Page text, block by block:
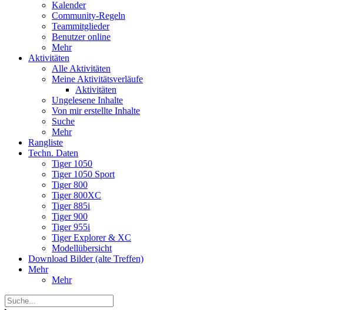
Kalender
Community-Regeln
Teammitglieder
Benutzer online
Mehr
Aktivitäten
Alle Aktivitäten
Meine Aktivitätsverläufe
Aktivitäten
Ungelesene Inhalte
Von mir erstellte Inhalte
Suche
Mehr
Rangliste
Techn. Daten
Tiger 1050
Tiger 1050 Sport
Tiger 800
Tiger 800XC
Tiger 885i
Tiger 900
Tiger 955i
Tiger Explorer & XC
Modellübersicht
Download Bilder (alte Treffen)
Mehr
Mehr